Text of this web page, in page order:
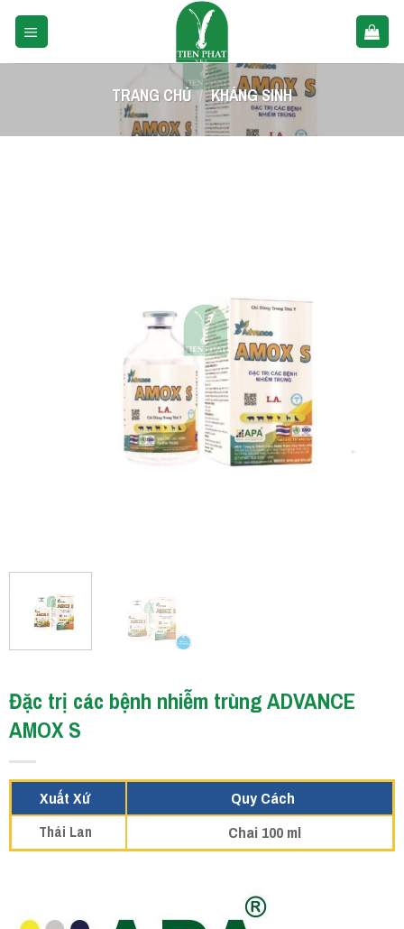
Skip
content
TRANG CHỦ / KHÁNG SINH
Đặc trị các bệnh nhiễm trùng ADVANCE
AMOX S
Xuất Xứ Quy Cách
Thái Lan Chai 100 ml